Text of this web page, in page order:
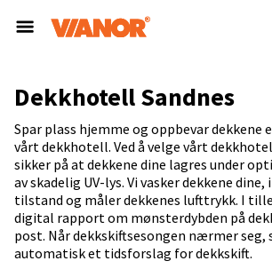
Dekkhotell Sandnes
Spar plass hjemme og oppbevar dekkene
vårt dekkhotell. Ved å velge vårt
sikker på at dekkene dine lagres under
av skadelig UV-lys. Vi vasker dekkene
tilstand og måler dekkenes lufttrykk. I
digital rapport om mønsterdybden på
post. Når dekkskiftsesongen nærmer seg,
automatisk et tidsforslag for dekkskift.